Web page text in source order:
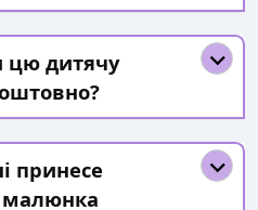
цю дитячу
принесе
малюнка